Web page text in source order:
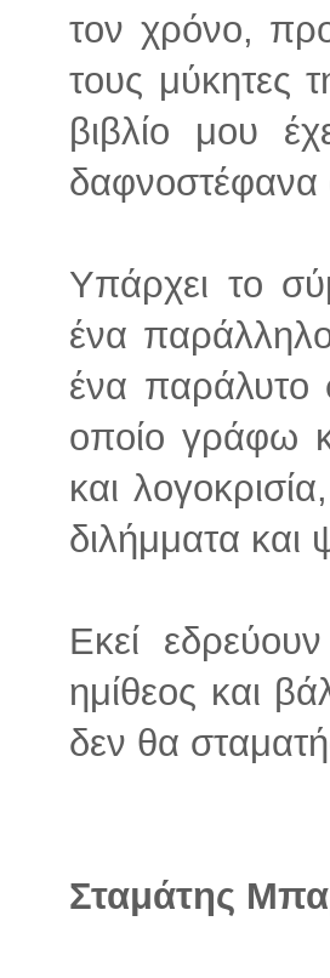
τον χρόνο,
τους μύκητες
βιβλίο μου
δαφνοστέφανα
Υπάρχει το
ένα
ένα παράλυτο
οποίο γράφω
και
διλήμματα και
Εκεί
ημίθεος και
δεν θα
Σταμάτης